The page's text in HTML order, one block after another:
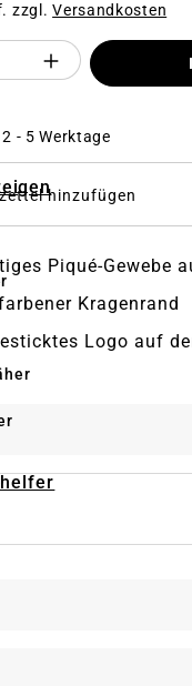
zzgl.Versandkosten
des
- 5 Werktage
hinzufügen
Piqué-Gewebe
Kragenrand
Logo auf